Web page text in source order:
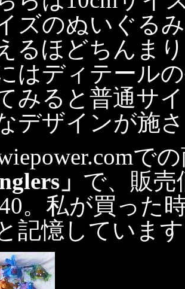
ズのぬいぐる
るほどちんま
はディテール
みると普通サ
デザインが施
で
」 で、販売
。私が買った
記憶していま